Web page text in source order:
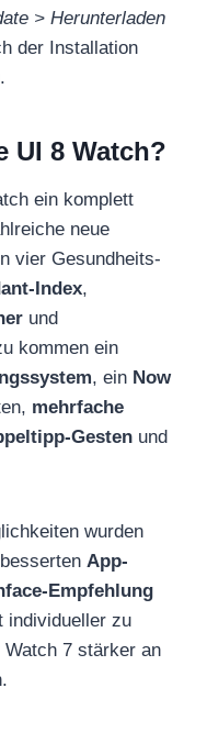
> Herunterladen
der Installation
UI 8 Watch?
ein komplett
neue
vier Gesundheits-
Index,
und
kommen ein
, ein Now
mehrfache
Gesten und
wurden
App-
Empfehlung
individueller zu
7 stärker an